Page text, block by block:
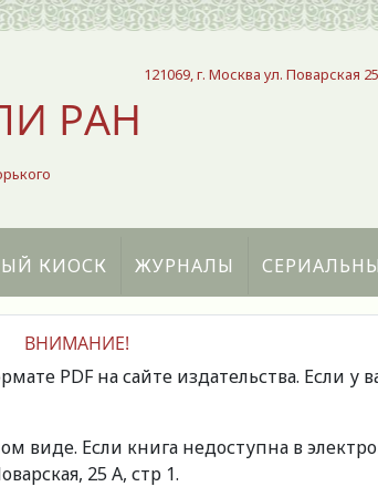
РАН
121069, г. Москва ул. Поварская
КИОСК ЖУРНАЛЫ
ВНИМАНИЕ!
PDF на сайте издательства. Если у
виде. Если книга недоступна в
25 А, стр 1.